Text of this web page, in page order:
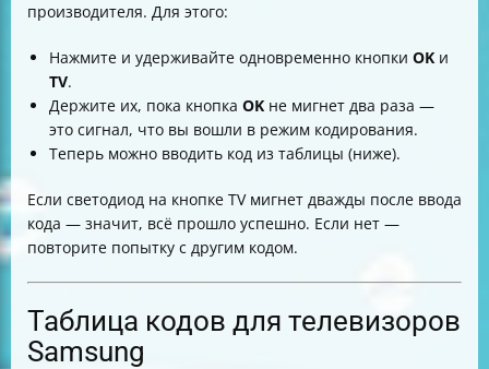
производителя. Для этого:
Нажмите и удерживайте одновременно кнопки OK и
TV.
Держите их, пока кнопка OK не мигнет два раза —
это сигнал, что вы вошли в режим кодирования.
Теперь можно вводить код из таблицы (ниже).
Если светодиод на кнопке TV мигнет дважды после ввода
кода — значит, всё прошло успешно. Если нет —
повторите попытку с другим кодом.
Таблица кодов для телевизоров
Samsung